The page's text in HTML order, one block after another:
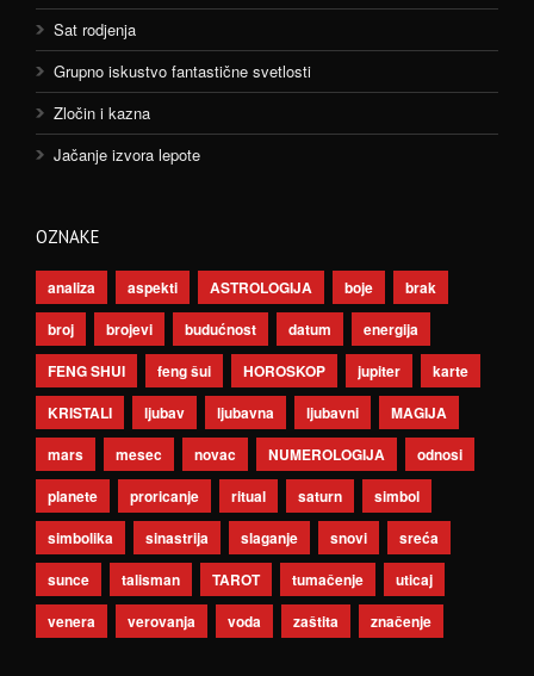
Sat rodjenja
Grupno iskustvo fantastične svetlosti
Zločin i kazna
Jačanje izvora lepote
OZNAKE
analiza aspekti ASTROLOGIJA boje
brak
broj
brojevi budućnost datum
energija
FENG SHUI
feng šui HOROSKOP jupiter
karte
KRISTALI
ljubav ljubavna ljubavni
MAGIJA
mars
mesec novac NUMEROLOGIJA
odnosi
planete
proricanje ritual saturn
simbol
simbolika
sinastrija slaganje snovi
sreća
sunce
talisman TAROT tumačenje
uticaj
venera
verovanja voda zaštita značenje